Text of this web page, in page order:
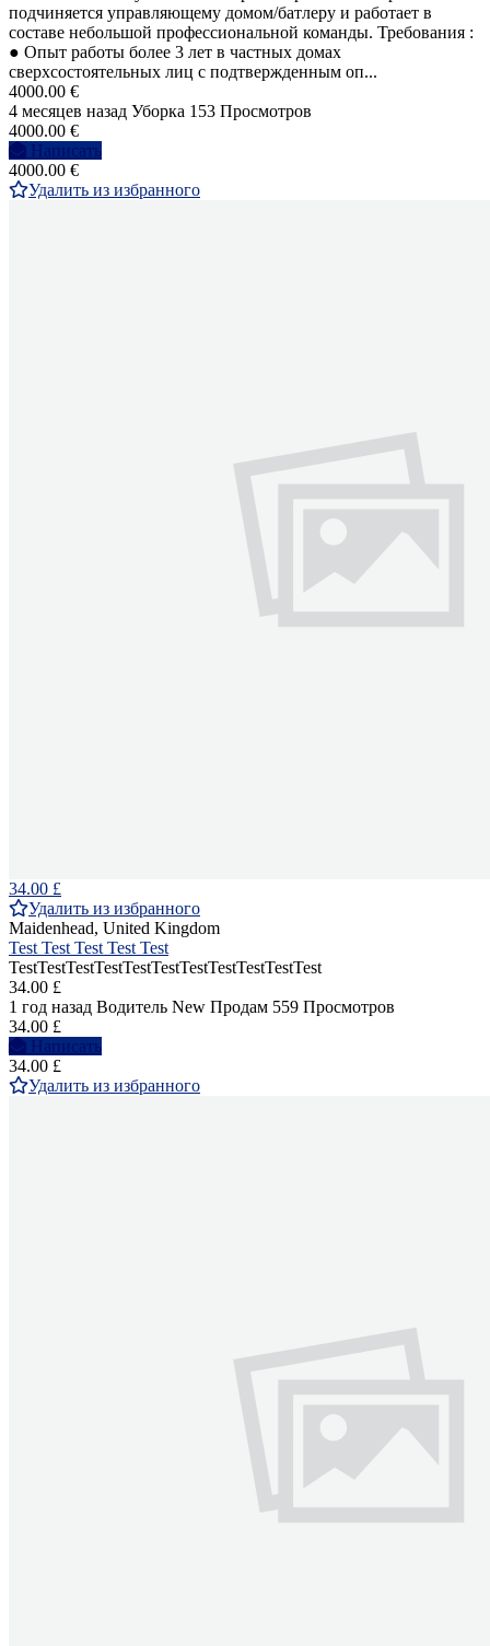
подчиняется управляющему домом/батлеру и работает в
составе небольшой профессиональной команды. Требования :
● Опыт работы более 3 лет в частных домах
сверхсостоятельных лиц с подтвержденным оп...
4000.00 €
4 месяцев назад Уборка 153 Просмотров
4000.00 €
Написать
4000.00 €
Удалить из избранного
34.00 £
Удалить из избранного
Maidenhead, United Kingdom
Test Test Test Test Test
TestTestTestTestTestTestTestTestTestTestTest
34.00 £
1 год назад Водитель New Продам 559 Просмотров
34.00 £
Написать
34.00 £
Удалить из избранного